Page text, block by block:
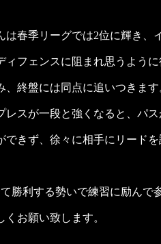
は春季リーグでは2位に輝き
ィフェンスに阻まれ思うよう
、終盤には同点に追いつきま
レスが一段と強くなると、パ
できず、徐々に相手にリード
勝利する勢いで練習に励ん
くお願い致します。